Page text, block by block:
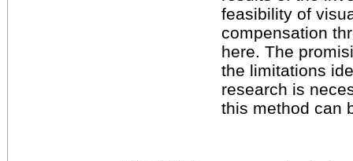
feasibility of
compensation
here. The
the limitations
research is
this method can